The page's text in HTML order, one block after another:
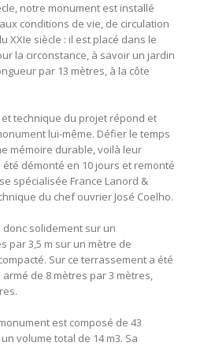
notre monument est installé
conditions de vie, de circulation
XXIe siècle : il est placé dans le
la circonstance, à savoir un jardin
par 13 mètres, à la côte
technique du projet répond et
lui-même. Défier le temps
mémoire durable, voilà leur
démonté en 10 jours et remonté
spécialisée France Lanord &
du chef ouvrier José Coelho.
solidement sur un
par 3,5 m sur un mètre de
Sur ce terrassement a été
de 8 mètres par 3 mètres,
est composé de 43
volume total de 14 m3. Sa